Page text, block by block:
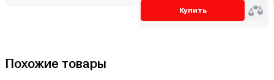
Купить
Похожие товары